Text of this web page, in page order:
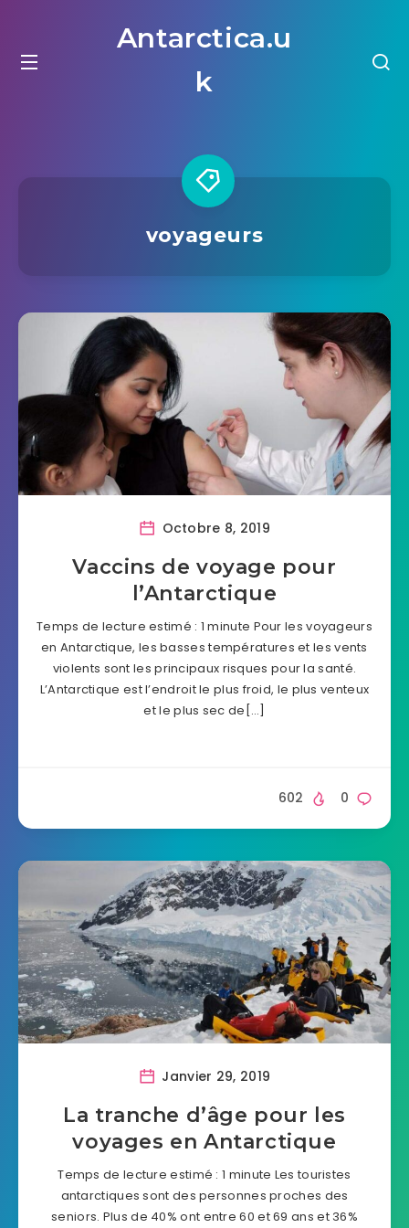
Antarctica.u
k
voyageurs
Octobre 8, 2019
Vaccins de voyage pour
l’Antarctique
Temps de lecture estimé : 1 minute Pour les voyageurs
en Antarctique, les basses températures et les vents
violents sont les principaux risques pour la santé.
L’Antarctique est l’endroit le plus froid, le plus venteux
et le plus sec de[…]
0
602
Janvier 29, 2019
La tranche d’âge pour les
voyages en Antarctique
Temps de lecture estimé : 1 minute Les touristes
antarctiques sont des personnes proches des
seniors. Plus de 40% ont entre 60 et 69 ans et 36%